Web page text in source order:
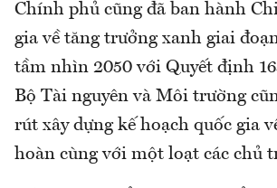
Chính phủ cũng đã ban hành
gia về tăng trưởng xanh giai
tầm nhìn 2050 với Quyết định
Bộ Tài nguyên và Môi trường
rút xây dựng kế hoạch quốc gia
hoàn cùng với một loạt các chủ